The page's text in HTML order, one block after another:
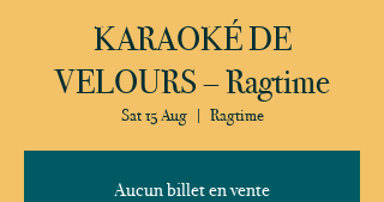
KARAOKÉ DE
VELOURS – Ragtime
Sat 15 Aug
  |
Ragtime
Aucun billet en vente